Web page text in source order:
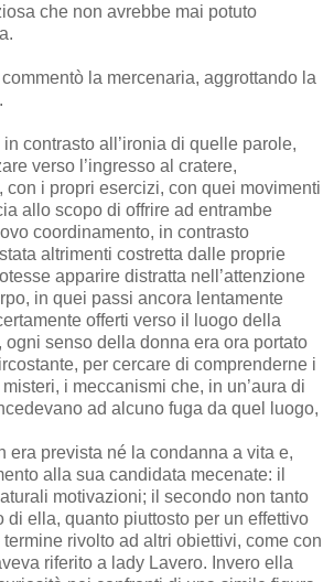
che non avrebbe mai potuto
la mercenaria, aggrottando la
contrasto all’ironia di quelle parole,
verso l’ingresso al cratere,
con i propri esercizi, con quei movimenti
allo scopo di offrire ad entrambe
coordinamento, in contrasto
altrimenti costretta dalle proprie
apparire distratta nell’attenzione
in quei passi ancora lentamente
offerti verso il luogo della
ogni senso della donna era ora portato
per cercare di comprenderne i
i meccanismi che, in un’aura di
ad alcuno fuga da quel luogo,
era prevista né la condanna a vita e,
alla sua candidata mecenate: il
motivazioni; il secondo non tanto
di ella, quanto piuttosto per un effettivo
rivolto ad altri obiettivi, come con
riferito a lady Lavero. Invero ella